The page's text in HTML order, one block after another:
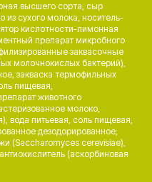
высшего сорта, сыр
сухого молока, носитель-
кислотности-лимонная
препарат микробного
заквасочные
молочнокислых бактерий),
закваска термофильных
пищевая,
животного
молоко,
вода питьевая, соль пищевая,
дезодорированное,
(Saccharomyces cerevisiae),
(аскорбиновая